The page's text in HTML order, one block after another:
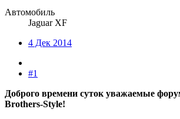
Автомобиль
Jaguar XF
4 Дек 2014
#1
Доброго времени суток уважаемые
Brothers-Style!